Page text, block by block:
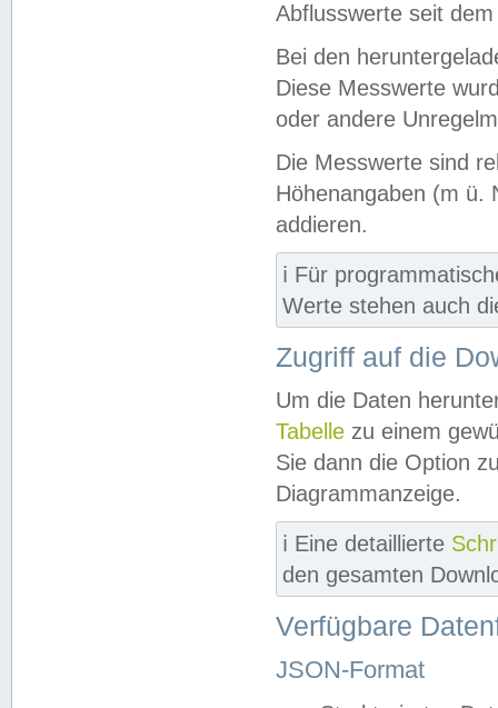
Abflusswerte seit
Bei den
Diese Messwerte
oder andere
Die Messwerte sind
Höhenangaben (m ü.
addieren.
ℹ️ Für
Werte stehen auch
Zugriff auf die
Um die Daten
Tabelle zu einem
Sie dann die Option
Diagrammanzeige.
ℹ️ Eine detaillierte
den gesamten
Verfügbare
JSON-Format